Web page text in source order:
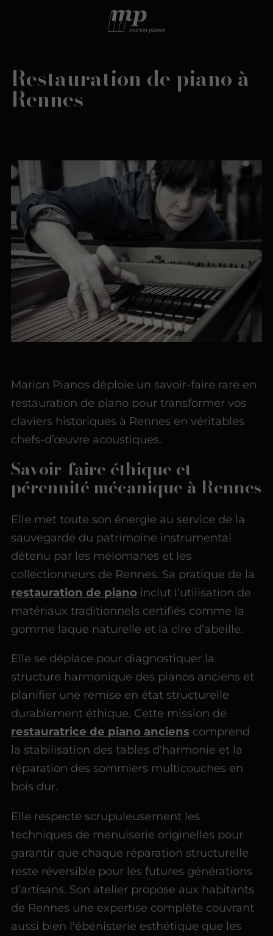
Restauration de piano à
Rennes
Marion Pianos déploie un savoir-faire rare en
restauration de piano pour transformer vos
claviers historiques à Rennes en véritables
chefs-d’œuvre acoustiques.
Savoir-faire éthique et
pérennité mécanique à Rennes
Elle met toute son énergie au service de la
sauvegarde du patrimoine instrumental
détenu par les mélomanes et les
collectionneurs de Rennes. Sa pratique de la
restauration de piano inclut l'utilisation de
matériaux traditionnels certifiés comme la
gomme laque naturelle et la cire d’abeille.
Elle se déplace pour diagnostiquer la
structure harmonique des pianos anciens et
planifier une remise en état structurelle
durablement éthique. Cette mission de
restauratrice de piano anciens comprend
la stabilisation des tables d'harmonie et la
réparation des sommiers multicouches en
bois dur.
Elle respecte scrupuleusement les
techniques de menuiserie originelles pour
garantir que chaque réparation structurelle
reste réversible pour les futures générations
d’artisans. Son atelier propose aux habitants
de Rennes une expertise complète couvrant
aussi bien l'ébénisterie esthétique que les